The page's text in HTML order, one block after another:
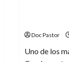
Doc Pastor
Uno de los